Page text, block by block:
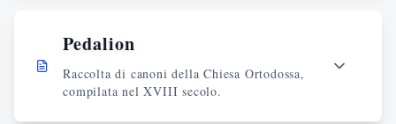
Pedalion
Raccolta di canoni della Chiesa Ortodossa,
compilata nel XVIII secolo.